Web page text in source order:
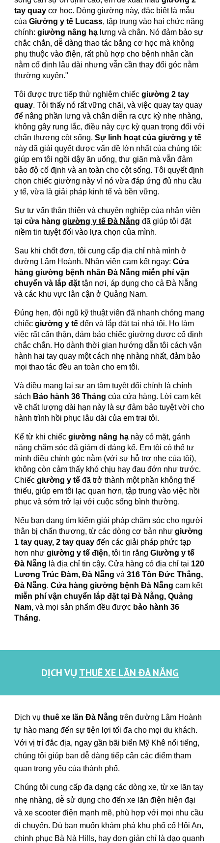
tay quay cơ học. Dòng giường này, đặc biệt là mẫu
củaGiường y tế Lucass, tập trung vào hai chức năng
chính:giường nâng hạ lưng và chân. Nó đảm bảo sự
chắc chắn, dễ dàng thao tác bằng cơ học mà không
phụ thuộc vào điện, rất phù hợp cho bệnh nhân cần
nằm cố định lâu dài nhưng vẫn cần thay đổi góc nằm
thường xuyên."
Tôi được trực tiếp thử nghiệm chiếcgiường 2 tay
quay. Tôi thấy nó rất vững chãi, và việc quay tay quay
để nâng phần lưng và chân diễn ra cực kỳ nhẹ nhàng,
không gây rung lắc, điều này cực kỳ quan trọng đối với
chấn thương cột sống.Sự linh hoạt của giường y tế
này đã giải quyết được vấn đề lớn nhất của chúng tôi:
giúp em tôi ngồi dậy ăn uống, thư giãn mà vẫn đảm
bảo độ cố định và an toàn cho cột sống. Tôi quyết định
chọn chiếc giường này vì nó vừa đáp ứng đủ nhu cầu
y tế, vừa là giải pháp kinh tế và bền vững.
Sự tư vấn thân thiện và chuyên nghiệp của nhân viên
tạicửa hànggiường y tế Đà Nẵng đã giúp tôi đặt
niềm tin tuyệt đối vào lựa chọn của mình.
Sau khi chốt đơn, tôi cung cấp địa chỉ nhà mình ở
đường Lâm Hoành. Nhân viên cam kết ngay:Cửa
hàng giường bệnh nhân Đà Nẵng miễn phí vận
chuyển và lắp đặt tận nơi, áp dụng cho cả Đà Nẵng
và các khu vực lân cận ở Quảng Nam.
Đúng hẹn, đội ngũ kỹ thuật viên đã nhanh chóng mang
chiếcgiường y tế đến và lắp đặt tại nhà tôi. Họ làm
việc rất cẩn thận, đảm bảo chiếc giường được cố định
chắc chắn. Họ dành thời gian hướng dẫn tôi cách vận
hành hai tay quay một cách nhẹ nhàng nhất, đảm bảo
mọi thao tác đều an toàn cho em tôi.
Và điều mang lại sự an tâm tuyệt đối chính là chính
sách Bảo hành 36 Tháng của cửa hàng. Lời cam kết
về chất lượng dài hạn này là sự đảm bảo tuyệt vời cho
hành trình hồi phục lâu dài của em trai tôi.
Kể từ khi chiếcgiường nâng hạ này có mặt, gánh
nặng chăm sóc đã giảm đi đáng kể. Em tôi có thể tự
mình điều chỉnh góc nằm (với sự hỗ trợ nhẹ của tôi),
không còn cảm thấy khó chịu hay đau đớn như trước.
Chiếcgiường y tế đã trở thành một phần không thể
thiếu, giúp em tôi lạc quan hơn, tập trung vào việc hồi
phục và sớm trở lại với cuộc sống bình thường.
Nếu bạn đang tìm kiếm giải pháp chăm sóc cho người
thân bị chấn thương, từ các dòng cơ bản nhưgiường
1 tay quay, 2 tay quay đến các giải pháp phức tạp
hơn nhưgiường y tế điện, tôi tin rằngGiường y tế
Đà Nẵng là địa chỉ tin cậy. Cửa hàng có địa chỉ tại 120
Lương Trúc Đàm, Đà Nẵng và316 Tôn Đức Thắng,
Đà Nẵng.Cửa hàng giường bệnh Đà Nẵng cam kết
miễn phí vận chuyển lắp đặt tại Đà Nẵng, Quảng
Nam, và mọi sản phẩm đều được bảo hành 36
Tháng.
DỊCH VỤTHUÊ XE LĂN ĐÀ NẴNG
Dịch vụthuê xe lăn Đà Nẵng trên đường Lâm Hoành
tự hào mang đến sự tiện lợi tối đa cho mọi du khách.
Với vị trí đắc địa, ngay gần bãi biển Mỹ Khê nổi tiếng,
chúng tôi giúp bạn dễ dàng tiếp cận các điểm tham
quan trọng yếu của thành phố.
Chúng tôi cung cấp đa dạng các dòng xe, từ xe lăn tay
nhẹ nhàng, dễ sử dụng cho đến xe lăn điện hiện đại
và xe scooter điện mạnh mẽ, phù hợp với mọi nhu cầu
di chuyển. Dù bạn muốn khám phá khu phố cổ Hội An,
chinh phục Bà Nà Hills, hay đơn giản chỉ là dạo quanh